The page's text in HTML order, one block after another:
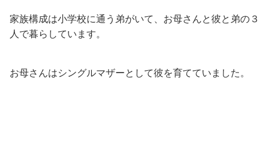
家族構成は小学校に通う弟がいて、お母さんと彼と弟の３
人で暮らしています。
お母さんはシングルマザーとして彼を育てていました。